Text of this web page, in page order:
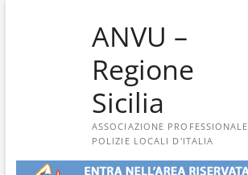
ANVU –
Regione
Sicilia
ASSOCIAZIONE PROFESSIONALE
POLIZIE LOCALI D'ITALIA